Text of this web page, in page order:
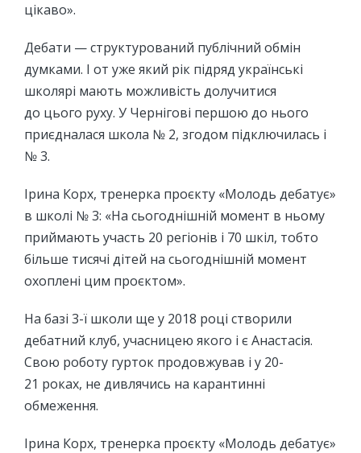
цікаво».
Дебати — структурований публічний обмін
думками. І от уже який рік підряд українські
школярі мають можливість долучитися
до цього руху. У Чернігові першою до нього
приєдналася школа № 2, згодом підключилась і
№ 3.
Ірина Корх, тренерка проєкту «Молодь дебатує»
в школі № 3: «На сьогоднішній момент в ньому
приймають участь 20 регіонів і 70 шкіл, тобто
більше тисячі дітей на сьогоднішній момент
охоплені цим проєктом».
На базі 3-ї школи ще у 2018 році створили
дебатний клуб, учасницею якого і є Анастасія.
Свою роботу гурток продовжував і у 20-
21 роках, не дивлячись на карантинні
обмеження.
Ірина Корх, тренерка проєкту «Молодь дебатує»